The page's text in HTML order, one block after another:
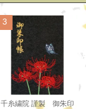
3
千糸繍院 謹製 御朱印